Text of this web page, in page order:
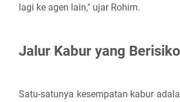
lagi ke agen lain," ujar Rohim.
Jalur Kabur yang Berisiko
Satu-satunya kesempatan kabur